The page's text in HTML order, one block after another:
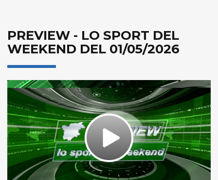
PREVIEW - LO SPORT DEL
WEEKEND DEL 01/05/2026
Play
Video